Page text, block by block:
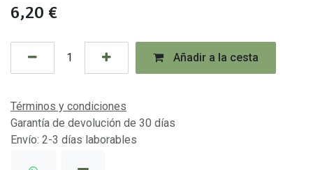
6,20 €
Añadir a la cesta
Términos y condiciones
Garantía de devolución de 30 días
Envío: 2-3 días laborables